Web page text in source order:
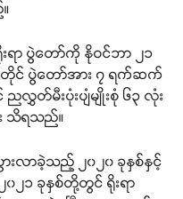
ရာ ပွဲတော်ကို နိုဝင်ဘာ ၂၁
င် ပွဲတော်အား ၇ ရက်ဆက်
လွှတ်မီးပုံးပျံမျိုးစုံ ၆၃ လုံး
သိရသည်။
ပွားလာခဲ့သည့် ၂၀၂၀ ခုနှစ်နှင့်
၂၁ ခုနှစ်တို့တွင် ရိုးရာ